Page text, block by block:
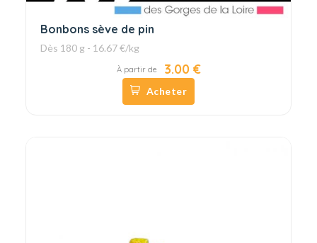
Bonbons sève de pin
Dès 180 g - 16.67 €/kg
À partir de 3.00 €
Acheter